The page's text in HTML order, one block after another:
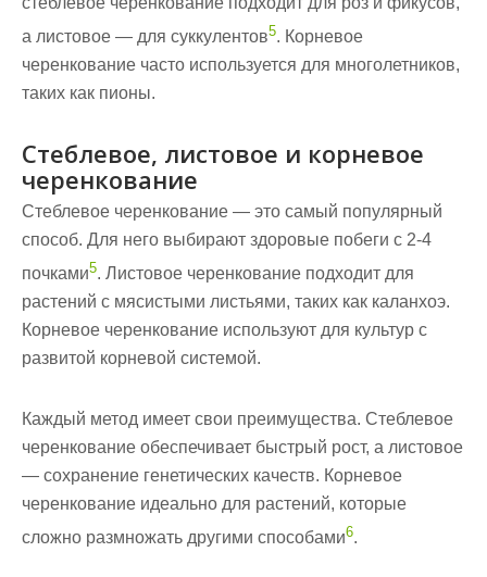
а листовое — для суккулентов5. Корневое
черенкование часто используется для многолетников,
таких как пионы.
Стеблевое, листовое и корневое
черенкование
Стеблевое черенкование — это самый популярный
способ. Для него выбирают здоровые побеги с 2-4
почками5. Листовое черенкование подходит для
растений с мясистыми листьями, таких как каланхоэ.
Корневое черенкование используют для культур с
развитой корневой системой.
Каждый метод имеет свои преимущества. Стеблевое
черенкование обеспечивает быстрый рост, а листовое
— сохранение генетических качеств. Корневое
черенкование идеально для растений, которые
сложно размножать другими способами6.